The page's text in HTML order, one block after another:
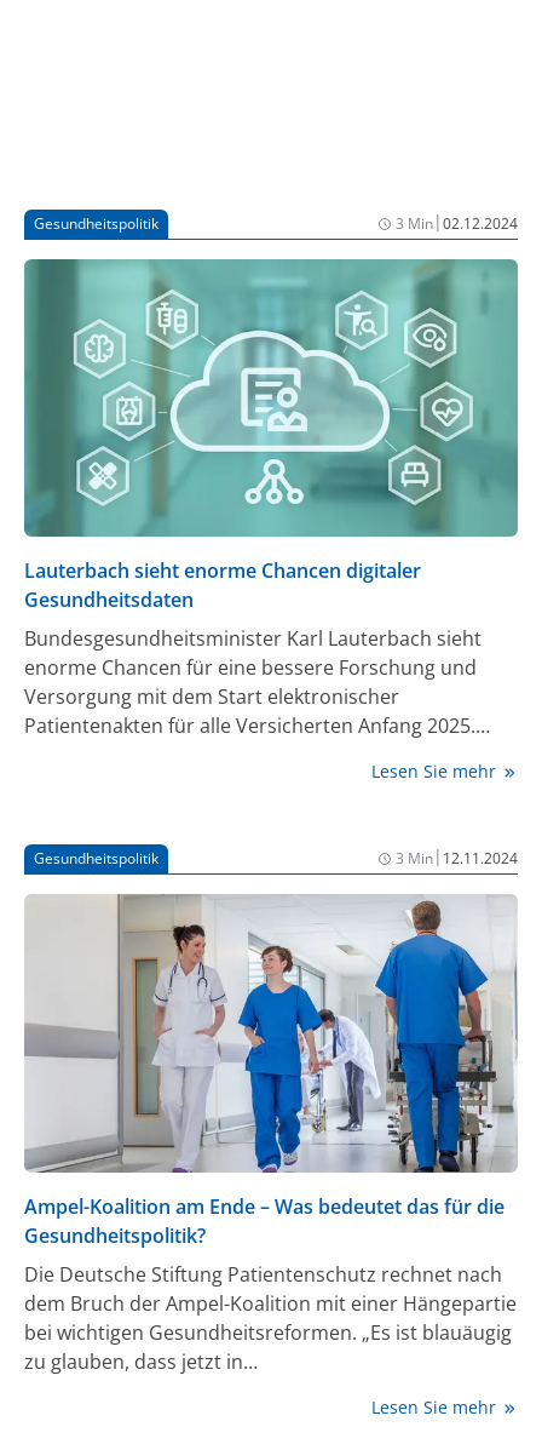
Gesundheitspolitik 3 Min|02.12.2024
Lauterbach sieht enorme Chancen digitaler
Gesundheitsdaten
Bundesgesundheitsminister Karl Lauterbach sieht
enorme Chancen für eine bessere Forschung und
Versorgung mit dem Start elektronischer
Patientenakten für alle Versicherten Anfang 2025.
Registern und Abrechnungen der Krankenkassen
bei einem Kongress des Digitalverbands Bitkom in
Berlin deutlich. „Das Interesse an diesem Datensatz
wird weltweit sehr groß sein. Es wird die Behandlung
verändern.“
Lesen Sie mehr
Gesundheitspolitik 3 Min| 12.11.2024
Ampel-Koalition am Ende – Was bedeutet das für die
Gesundheitspolitik?
Die Deutsche Stiftung Patientenschutz rechnet nach
dem Bruch der Ampel-Koalition mit einer Hängepartie
bei wichtigen Gesundheitsreformen. „Es ist blauäugig
zu glauben, dass jetzt in
Pflegebedürftige der parlamentarische Turbo
Lesen Sie mehr